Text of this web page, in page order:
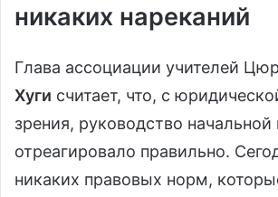
никаких нареканий
Глава ассоциации учителей
Хуги считает, что, с
зрения, руководство
отреагировало правильно.
никаких правовых норм,